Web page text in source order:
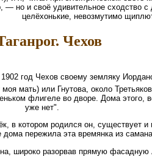
— но и своё удивительное сходство
целёхонькие, невозмутимо
Чехов
год Чехов своему земляку
мать) или Гнутова, около
флигеле во дворе. Дома этого,
уже нет".
в котором родился он, существует и
дома пережила эта времянка из
широко разорвав прямую